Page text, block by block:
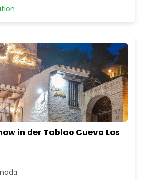
in der Tablao Cueva Los